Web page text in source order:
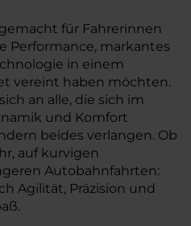
für Fahrerinnen
Performance, markantes
in einem
vereint haben möchten.
an alle, die sich im
und Komfort
beides verlangen. Ob
auf kurvigen
Autobahnfahrten:
Agilität, Präzision und